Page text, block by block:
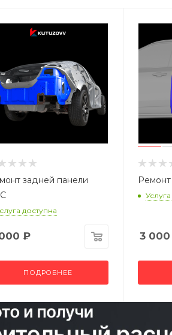
задней панели
доступна
₽
ПОДРОБНЕЕ
3 000